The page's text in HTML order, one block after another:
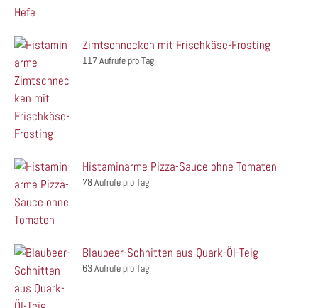
Zimtschnecken mit Frischkäse-Frosting
117 Aufrufe pro Tag
Histaminarme Pizza-Sauce ohne Tomaten
78 Aufrufe pro Tag
Blaubeer-Schnitten aus Quark-Öl-Teig
63 Aufrufe pro Tag